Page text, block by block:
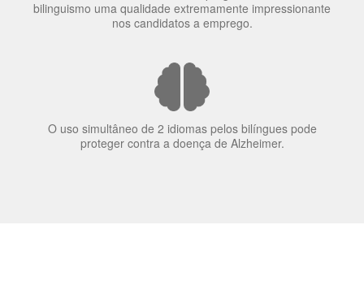
O uso simultâneo de 2 idiomas pelos bilíngues pode
proteger contra a doença de Alzheimer.